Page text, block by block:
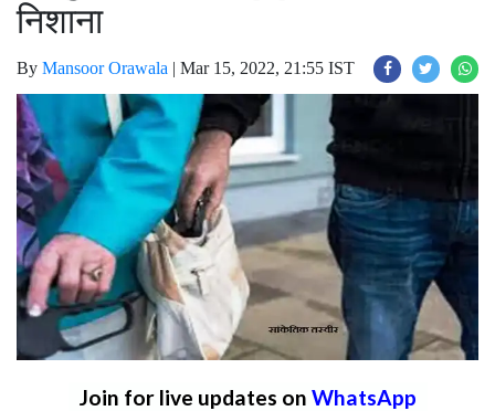
निशाना
By Mansoor Orawala | Mar 15, 2022, 21:55 IST
Join for live updates on WhatsApp